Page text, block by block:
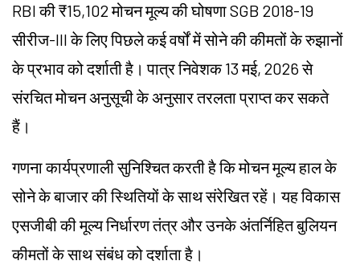
RBI की ₹15,102 मोचन मूल्य की घोषणा SGB 2018-19
सीरीज-III के लिए पिछले कई वर्षों में सोने की कीमतों के रुझानों
के प्रभाव को दर्शाती है। पात्र निवेशक 13 मई, 2026 से
संरचित मोचन अनुसूची के अनुसार तरलता प्राप्त कर सकते
हैं।
गणना कार्यप्रणाली सुनिश्चित करती है कि मोचन मूल्य हाल के
सोने के बाजार की स्थितियों के साथ संरेखित रहें। यह विकास
एसजीबी की मूल्य निर्धारण तंत्र और उनके अंतर्निहित बुलियन
कीमतों के साथ संबंध को दर्शाता है।